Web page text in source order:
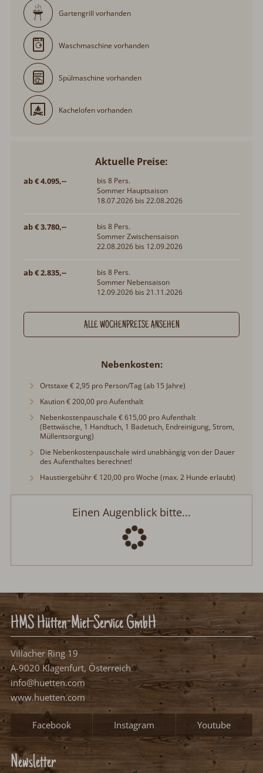
Gartengrill vorhanden
Waschmaschine vorhanden
Spülmaschine vorhanden
Kachelofen vorhanden
Aktuelle Preise:
ab € 4.095,--
bis 8 Pers.
Sommer Hauptsaison
18.07.2026 bis 22.08.2026
ab € 3.780,--
bis 8 Pers.
Sommer Zwischensaison
22.08.2026 bis 12.09.2026
ab € 2.835,--
bis 8 Pers.
Sommer Nebensaison
12.09.2026 bis 21.11.2026
ALLE WOCHENPREISE ANSEHEN
Nebenkosten
Ortstaxe € 2,95 pro Person/Tag (ab 15 Jahre)
Kaution € 200,00 pro Aufenthalt
Nebenkostenpauschale € 615,00 pro Aufenthalt
(Bettwäsche, 1 Handtuch, 1 Badetuch, Endreinigung, Strom,
Müllentsorgung)
Die Nebenkostenpauschale wird unabhängig von der Dauer
des Aufenthaltes berechnet!
Haustiergebühr € 120,00 pro Woche (max. 2 Hunde erlaubt)
Einen Augenblick bitte...
HMS Hütten-Miet-Service GmbH
Villacher Ring 19
A-9020 Klagenfurt, Österreich
info@huetten.com
www.huetten.com
Facebook Instagram Youtube
Newsletter